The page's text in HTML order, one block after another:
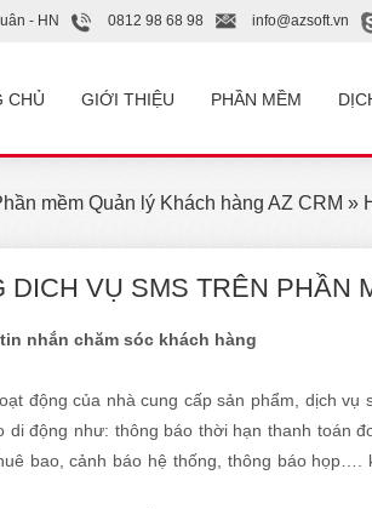
- HN 0812 98 68 98 info@azsoft.vn
CHỦ GIỚI THIỆU PHẦN MỀM
mềm Quản lý Khách hàng AZ CRM »
VỤ SMS TRÊN PHẦN
nhắn chăm sóc khách hàng
động của nhà cung cấp sản phẩm, dịch
di động như: thông báo thời hạn thanh toán
bao, cảnh báo hệ thống, thông báo họp….